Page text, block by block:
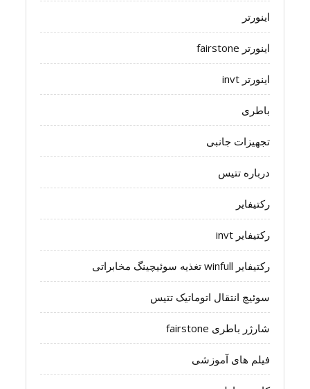
اینورتر
اینورتر fairstone
اینورتر invt
باطری
تجهیزات جانبی
درباره تتیس
رکتیفایر
رکتیفایر invt
رکتیفایر winfull تغذیه سوئیچینگ مخابراتی
سوئیچ انتقال اتوماتیک تتیس
شارژر باطری fairstone
فیلم های آموزشی